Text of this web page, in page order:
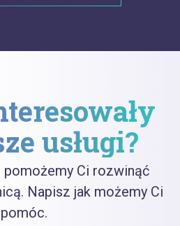
usługi?
Ci rozwinąć
Napisz jak możemy Ci
pomóc.